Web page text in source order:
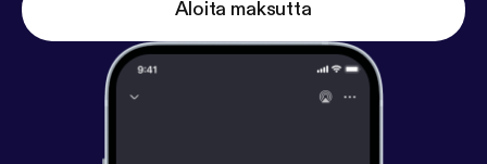
Aloita maksutta